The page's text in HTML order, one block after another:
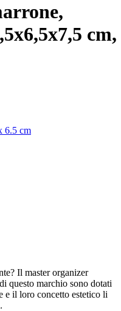
cm,
6.5 cm
Il master organizer
questo marchio sono dotati
e il loro concetto estetico li